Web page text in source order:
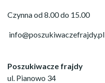
Czynna od 8.00 do 15.00
info@poszukiwaczefrajdy.pl
Poszukiwacze frajdy
ul. Pianowo 34